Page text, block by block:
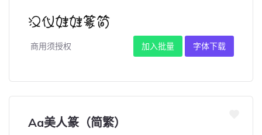
商用须授权 加入批量 字体下载
Aa美人篆（简繁）